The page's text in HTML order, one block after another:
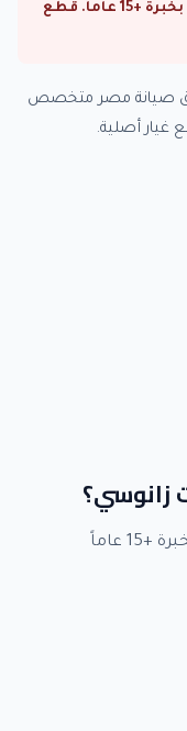
في القاهرة والجيزة. فنيون متخصصون بخبرة +15 عاماً. قطع
صيانة مصر متخصص
غيار أصلية.
زانوسي؟